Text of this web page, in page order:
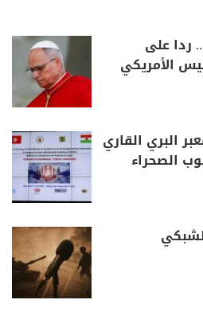
ردا على
الأمريكي
البري القاري
الصحراء